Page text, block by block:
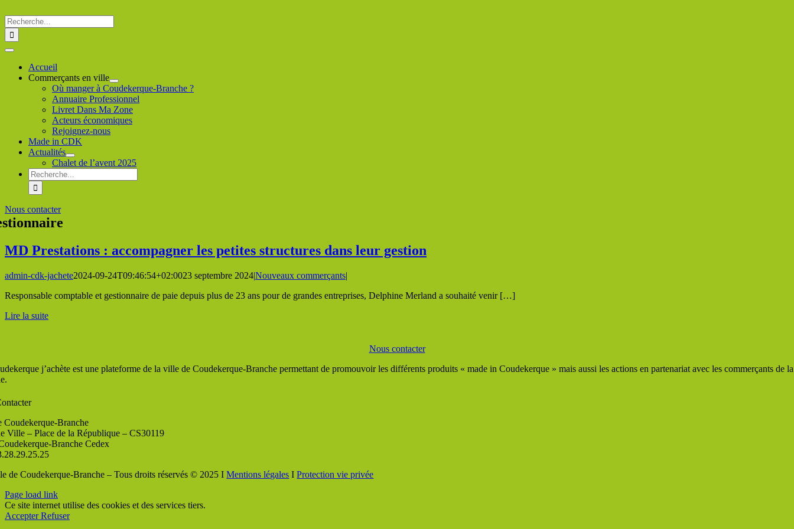
au
contenu
Rechercher
:
Toggle
NavigationAccueil
Commerçants en ville
Où manger à Coudekerque-Branche ?
Annuaire Professionnel
Livret Dans Ma Zone
Acteurs économiques
Rejoignez-nous
Made in CDK
Actualités
Chalet de l’avent 2025
Rechercher
:
Nous contacter
MD Prestations : accompagner les petites structures dans leur gestion
admin-cdk-jachete2024-09-24T09:46:54+02:0023 septembre 2024|Nouveaux commerçants|
Responsable comptable et gestionnaire de paie depuis plus de 23 ans pour de grandes entreprises, Delphine Merland a souhaité venir […]
Lire la suite
Nous contacter
j’achète est une plateforme de la ville de Coudekerque-Branche permettant de promouvoir les différents produits « made in Coudekerque » mais aussi les actions en partenariat avec les commerçants de la
Coudekerque-Branche
Ville – Place de la République – CS30119
Branche Cedex
de Coudekerque-Branche – Tous droits réservés © 2025 IMentions légales IProtection vie privée
Page load link
Ce site internet utilise des cookies et des services tiers.
AccepterRefuser